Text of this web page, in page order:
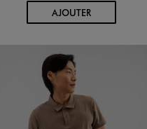
AJOUTERAU PANIER